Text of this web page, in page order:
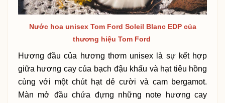
Nước hoa unisex Tom Ford Soleil Blanc EDP của
thương hiệu Tom Ford
Hương đầu của hương thơm unisex là sự kết hợp
giữa hương cay của bạch đậu khấu và hạt tiêu hồng
cùng với một chút hạt dẻ cười và cam bergamot.
Màn mở đầu chứa đựng những note hương cay